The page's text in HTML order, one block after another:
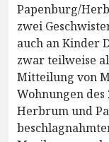
Papenburg/
zwei
auch an Kinder
zwar teilweise
Mitteilung von
Wohnungen
Herbrum und